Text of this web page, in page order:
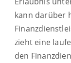
kann darüber
zieht eine
den